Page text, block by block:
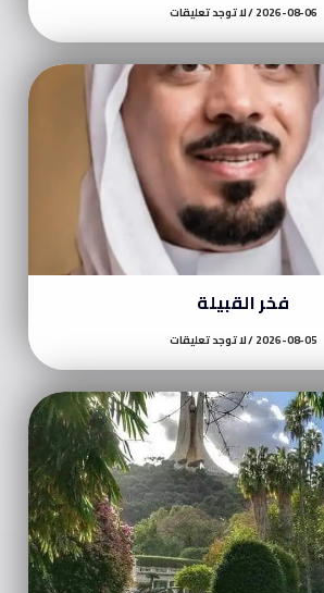
2026-08-06 لا توجد تعليقات
فخر القبيلة
2026-08-05 لا توجد تعليقات